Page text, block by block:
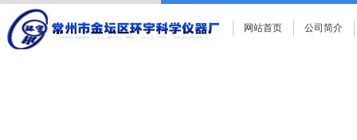
网站首页 公司简介